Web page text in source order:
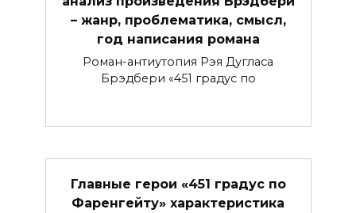
– жанр, проблематика, смысл,
год написания романа
Роман-антиутопия Рэя Дугласа
Брэдбери «451 градус по
Главные герои «451 градус по
Фаренгейту» характеристика